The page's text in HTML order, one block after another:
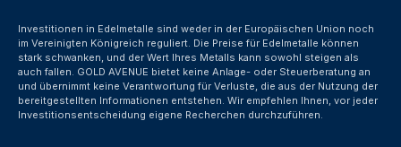
Investitionen in Edelmetalle sind weder in der Europäischen Union noch
im Vereinigten Königreich reguliert. Die Preise für Edelmetalle können
stark schwanken, und der Wert Ihres Metalls kann sowohl steigen als
auch fallen. GOLD AVENUE bietet keine Anlage- oder Steuerberatung an
und übernimmt keine Verantwortung für Verluste, die aus der Nutzung der
bereitgestellten Informationen entstehen. Wir empfehlen Ihnen, vor jeder
Investitionsentscheidung eigene Recherchen durchzuführen.